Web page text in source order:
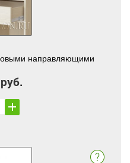
направляющими